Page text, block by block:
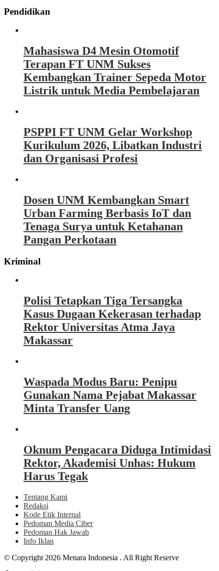
Pendidikan
Mahasiswa D4 Mesin Otomotif
Terapan FT UNM Sukses
Kembangkan Trainer Sepeda Motor
Listrik untuk Media Pembelajaran
PSPPI FT UNM Gelar Workshop
Kurikulum 2026, Libatkan Industri
dan Organisasi Profesi
Dosen UNM Kembangkan Smart
Urban Farming Berbasis IoT dan
Tenaga Surya untuk Ketahanan
Pangan Perkotaan
Kriminal
Polisi Tetapkan Tiga Tersangka
Kasus Dugaan Kekerasan terhadap
Rektor Universitas Atma Jaya
Makassar
Waspada Modus Baru: Penipu
Gunakan Nama Pejabat Makassar
Minta Transfer Uang
Oknum Pengacara Diduga Intimidasi
Rektor, Akademisi Unhas: Hukum
Harus Tegak
Tentang Kami
Redaksi
Kode Etik Internal
Pedoman Media Ciber
Pedoman Hak Jawab
Info Iklan
© Copyright 2026 Menara Indonesia . All Right Reserve